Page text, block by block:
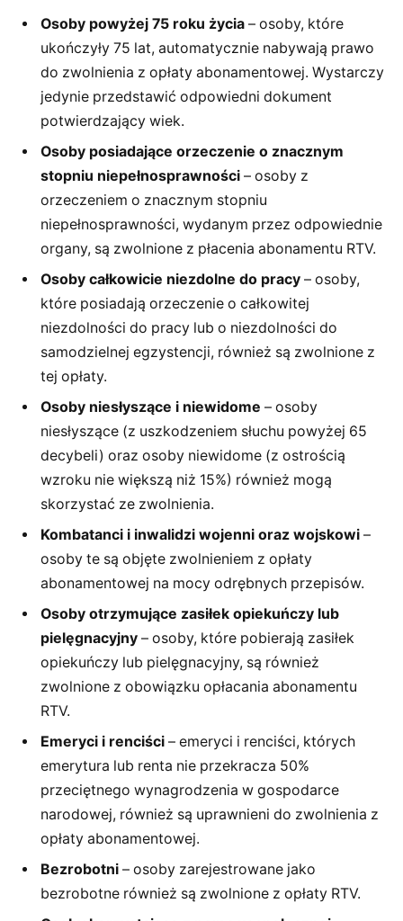
Osoby powyżej 75 roku życia – osoby, które
ukończyły 75 lat, automatycznie nabywają prawo
do zwolnienia z opłaty abonamentowej. Wystarczy
jedynie przedstawić odpowiedni dokument
potwierdzający wiek.
Osoby posiadające orzeczenie o znacznym
stopniu niepełnosprawności – osoby z
orzeczeniem o znacznym stopniu
niepełnosprawności, wydanym przez odpowiednie
organy, są zwolnione z płacenia abonamentu RTV.
Osoby całkowicie niezdolne do pracy – osoby,
które posiadają orzeczenie o całkowitej
niezdolności do pracy lub o niezdolności do
samodzielnej egzystencji, również są zwolnione z
tej opłaty.
Osoby niesłyszące i niewidome – osoby
niesłyszące (z uszkodzeniem słuchu powyżej 65
decybeli) oraz osoby niewidome (z ostrością
wzroku nie większą niż 15%) również mogą
skorzystać ze zwolnienia.
Kombatanci i inwalidzi wojenni oraz wojskowi –
osoby te są objęte zwolnieniem z opłaty
abonamentowej na mocy odrębnych przepisów.
Osoby otrzymujące zasiłek opiekuńczy lub
pielęgnacyjny – osoby, które pobierają zasiłek
opiekuńczy lub pielęgnacyjny, są również
zwolnione z obowiązku opłacania abonamentu
RTV.
Emeryci i renciści – emeryci i renciści, których
emerytura lub renta nie przekracza 50%
przeciętnego wynagrodzenia w gospodarce
narodowej, również są uprawnieni do zwolnienia z
opłaty abonamentowej.
Bezrobotni – osoby zarejestrowane jako
bezrobotne również są zwolnione z opłaty RTV.